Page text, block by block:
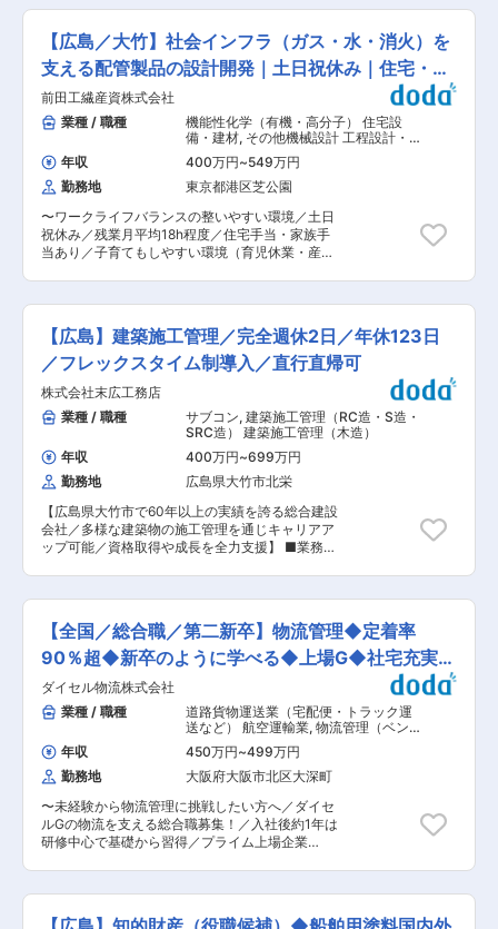
確立がミッションです。 ■大竹工場について：
・山と海に囲まれた自然豊かな大竹工場は、東京
ドーム約10個分の広さを誇る大規模な工場です。
主要工場として日々同社の主力製品である有機化
学品やたばこ用フィルターを製造しています。 ■
家賃補助制度について： 通勤可能な範囲に住居が
ない方については、家賃補助のサポートがありま
す。家賃補助については、家賃の会社負担最大
75,000円／月（※適用条件あり）転居費用の初期
費用補助も一部ございます。 ■同社の特徴：
・酢酸セルロース、キラルカラム・キラル充填剤
世界1位、自動車エアバック用インフレータ世界2
位とトップクラスのシェアを誇ります。国際的競
す。 ・同社は社員一人ひとりが技と心を磨き、会
社という場を活用して自己実現を叶えて欲しいと
見直したり考える機会を提供しております。キャ
リアチャレンジ、ジョブローテーション、自己申
告制度など、同社で多様なキャリアを描く事が可
能です。
せん。塗る前と塗った後をチェックする、いわ
ば”船を守る最後の砦”です。 あなたが検査した船
は、この先10年、20年と世界中の海を安全に走
り続けます。目の前の一隻が、やがて世界へ出て
いく——そのスケールの大きさこそ、この仕事の
醍醐味です。 ■業務詳細 ・塗装前検査：サビが
ないか、ほこりや油が残っていないか、塗料がき
れいに塗れる状態になっているかを確認します ・
塗装後検査：塗料の厚みが基準通りか、塗りムラ
やはがれがないかを確認します。 ・関係者対応：
造船所の塗装担当者との打ち合わせ、お客様への
進捗・状況報告 ・作業環境：ブロック単位での検
査が中心。完成済み区画の狭所やタラップの昇降
を伴う検査もあります。 ■1日の業務イメージ 〜
8:00 現場到着（直行可） 午前：前日塗装ブロッ
クの膜厚測定・不具合確認 午後：当日塗装予定ブ
合して一隻の形になります。狭所やタラップ昇降
を伴う検査もありますが、重労働ではなく「移動
の多い仕事」というイメージです。 ■この仕事の
魅力 ＜未経験でも大丈夫。半年〜1年で”一人
前”に＞ 入社後は先輩に同行し、安全指導や膜厚
測定など基本からスタート。これまでも異業種か
らの転職者が多数活躍しており、半年〜1年で独
り立ちしています。いきなり一人で任されること
はないので安心してください。 ＜“手に職”が、一
生モノの財産になる＞ FROSIO(船舶塗装検査の国
際資格)や有機溶剤作業主任者など、専門資格の取
得を会社が全面サポート。一度身につければ、ど
こでも通用する市場価値の高いスキルになりま
アを築けます。 ■働く ・つなぎ、ヘルメット、
安全靴、必要に応じて防塵マスクを着用（会社支
が、転居を伴う転勤は欠員などがない限り、ほと
んどありません。 ・平日はほぼ定時退社、試用期
間中は残業はありません。 変更の範囲：会社の定
める業務
【広島／大竹】社会インフラ（ガス・水・消火）を
支える配管製品の設計開発｜土日祝休み｜住宅・家
族手当
前田工繊産資株式会社
業種 / 職種
機能性化学（有機・高分子） 住宅設
備・建材, その他機械設計 工程設計・
工法開発・工程改善・IE（樹脂成形）
年収 400万円~549万円
勤務地
東京都港区芝公園
〜ワークライフバランスの整いやすい環境／土日
祝休み／残業月平均18h程度／住宅手当・家族手
当あり／子育てもしやすい環境（育児休業・産後
てはならない。 私たちが手がけるのは、ガス・
水・消火といった人々の暮らしと安全を支える配
管製品です。 設計だけで終わらず、「どう作る
か」「どう使われるか」まで関われる。 そんな地
に足のついた技術者として、長く成長できる環境
があります。 ■業務概要 ポリエチレン製のガス
導管システム製品、および給水給湯配管システム
製品（パイプ・継手）の製品設計・プロセス設計
を中心とした生産技術開発業務をお任せします。
■業務詳細： ・製品設計（形状・構造の検討、図
面作成） ・プロセス設計（製造方法・条件の検
討） ・既存製品の品質改良・コストダウン検討
・各種データ解析、技術資料作成 ・顧客対応（技
術的な問い合わせ対応など） ※お客様や委託先な
ど関係者と接する機会が多く、「技術を分かりや
すく伝える力」も自然と身につきます。 【この仕
領域。 品質や安全性の改善が、そのまま社会の安
心につながります。 2) 設計だけで終わらないか
ら、技術が強くなる 机上の設計ではなく、製造工
程（プロセス）まで含めて考える仕事。 「なぜそ
の品質になるのか」「どうすれば安定するのか」
まで踏み込めます。 3) 働く環境 ・土日祝休み、
残業月平均18h程度 ・住宅手当・家族手当あり ・
育児休業・産後パパ育休制度等、子育てもしやす
い環境 ・大手企業グループならではの福利厚生
■安定した就業環境： ◎当社は前田工繊株式会社
の100％子会社 安定した財務基盤はもちろん、働
き方改革にも積極的に取り組んでいます。 ◎また
大手企業グループならではの充実した福利厚生も
的に働き活躍出来る環境創りに努めています。 変
更の範囲：会社の定める業務
【広島】建築施工管理／完全週休2日／年休123日
／フレックスタイム制導入／直行直帰可
株式会社末広工務店
業種 / 職種
サブコン, 建築施工管理（RC造・S造・
SRC造） 建築施工管理（木造）
年収
400万円~699万円
勤務地
広島県大竹市北栄
【広島県大竹市で60年以上の実績を誇る総合建設
会社／多様な建築物の施工管理を通じキャリアア
ップ可能／資格取得や成長を全力支援】 ■業務概
きました。マンション・ビル・商業施設・戸建住
宅など多様な建築現場における施工管理をご担当
いただきます。住宅・公共施設・工場・倉庫など
幅広い建築物を対象に、設計から施工、アフター
サービスまで一貫対応している点が特徴です。経
験やスキルに応じて最適な現場へ配属し、段階的
に業務習得とキャリア形成が可能です。 ■業務詳
細 主な業務内容は、施主や関係者との打ち合わ
せ、要望ヒアリング、建築工事の計画立案、工程
管理や進捗確認、協力会社・職人の手配やマネジ
メント、資材や工事の発注業務、安全・品質・工
程・原価管理、完成後のアフターフォローや追加
工事対応など、建築現場を円滑に進行させるため
の幅広い管理業務を担います。 ■組織体制・働く
環境 20名規模の組織で、ベテランから若手まで
幅広く在籍。現場ごとにチームを編成し、協力会
え、通勤手当・退職金・再雇用制度など福利厚生
【全国／総合職／第二新卒】物流管理◆定着率
90％超◆新卒のように学べる◆上場G◆社宅充実◆
土日祝休
ダイセル物流株式会社
業種 / 職種
道路貨物運送業（宅配便・トラック運
送など） 航空運輸業, 物流管理（ベン
ダー管理・配送管理・受発注管理な
ど） 倉庫管理・在庫管理
年収 450万円~499万円
勤務地
大阪府大阪市北区大深町
〜未経験から物流管理に挑戦したい方へ／ダイセ
ルGの物流を支える総合職募集！／入社後約1年は
研修中心で基礎から習得／プライム上場企業
ープの物流を支える当社にて、総合職としてご入
社頂き、物流センターもしくは営業所にて以下物